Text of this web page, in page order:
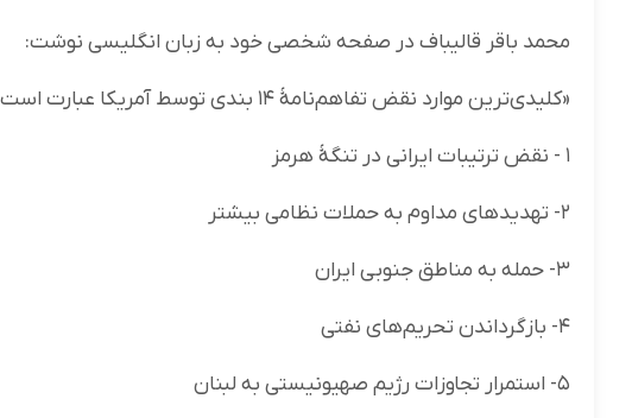
محمد باقر قالیباف در صفحه شخصی خود به زبان انگلیسی نوشت:
«کلیدی‌ترین موارد نقض تفاهم‌نامهٔ ۱۴ بندی توسط آمریکا عبارت است از:
۱ - نقض ترتیبات ایرانی در تنگهٔ هرمز
۲- تهدیدهای مداوم به حملات نظامی بیشتر
۳- حمله به مناطق جنوبی ایران
۴- بازگرداندن تحریم‌های نفتی
۵- استمرار تجاوزات رژیم صهیونیستی به لبنان